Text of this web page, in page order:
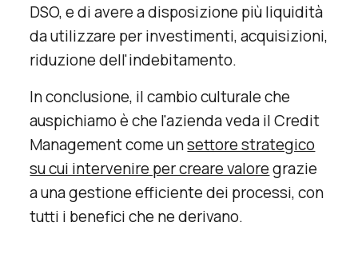
DSO, e di avere a disposizione più liquidità
da utilizzare per investimenti, acquisizioni,
riduzione dell'indebitamento.
In conclusione, il cambio culturale che
auspichiamo è che l'azienda veda il Credit
Management come unsettore strategico
su cui intervenire per creare valoregrazie
a una gestione efficiente dei processi, con
tutti i benefici che ne derivano.